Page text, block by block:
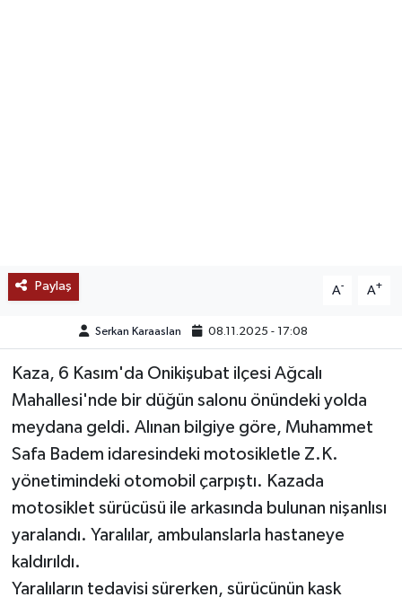
Paylaş A- A+
Serkan Karaaslan 08.11.2025 - 17:08
Kaza, 6 Kasım'da Onikişubat ilçesi Ağcalı
Mahallesi'nde bir düğün salonu önündeki yolda
meydana geldi. Alınan bilgiye göre, Muhammet
Safa Badem idaresindeki motosikletle Z.K.
yönetimindeki otomobil çarpıştı. Kazada
motosiklet sürücüsü ile arkasında bulunan nişanlısı
yaralandı. Yaralılar, ambulanslarla hastaneye
kaldırıldı.
Yaralıların tedavisi sürerken, sürücünün kask
DÜNYA
MEDYA
OTOMOTİV
TEKNOLOJİ
YAŞAM
KÜLTÜR SANAT